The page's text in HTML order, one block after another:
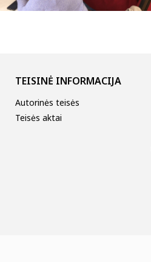
TEISINĖ INFORMACIJA
Autorinės teisės
Teisės aktai